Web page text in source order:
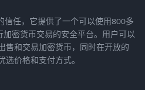
信任，它提供了一个可以使用800多
密货币交易的安全平台。用户可以
售和交易加密货币，同时在开放的
价格和支付方式。